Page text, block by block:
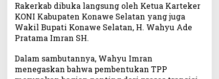
i
b
e
u
k
,
Rakerkab dibuka langsung oleh Ketua Karteker
KONI Kabupaten Konawe Selatan yang juga
Wakil Bupati Konawe Selatan, H. Wahyu Ade
Pratama Imran SH.
Dalam sambutannya, Wahyu Imran
menegaskan bahwa pembentukan TPP